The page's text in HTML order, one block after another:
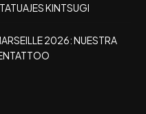
KINTSUGI
2026: NUESTRA